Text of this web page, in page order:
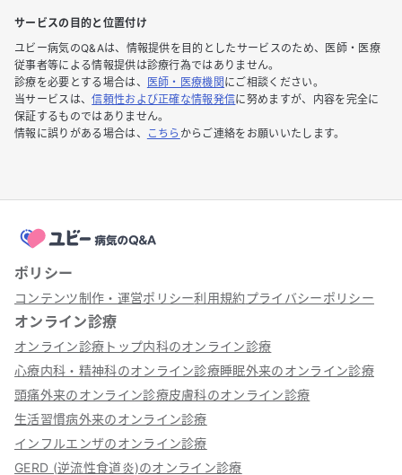
サービスの目的と位置付け
ユビー病気のQ&Aは、情報提供を目的としたサービスのため、医師・医療
従事者等による情報提供は診療行為ではありません。
診療を必要とする場合は、
医師・医療機関 にご相談ください。
当サービスは、信頼性および正確な情報発信に努めますが、内容を完全に
保証するものではありません。
情報に誤りがある場合は、
こちら からご連絡をお願いいたします。
ポリシー
コンテンツ制作・運営ポリシー利用規約プライバシーポリシー
オンライン診療
オンライン診療トップ内科のオンライン診療
心療内科・精神科のオンライン診療睡眠外来のオンライン診療
頭痛外来のオンライン診療皮膚科のオンライン診療
生活習慣病外来のオンライン診療
インフルエンザのオンライン診療
GERD (逆流性食道炎)のオンライン診療